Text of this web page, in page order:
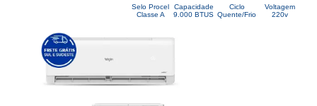
Selo Procel
Classe A
Capacidade
9.000 BTUS
Ciclo
Quente/Frio
Voltagem
220v